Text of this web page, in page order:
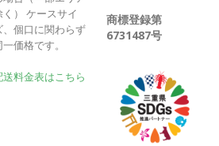
く） ケースサイ
、個口に関わらず
一価格です。
送料金表はこちら
商標登録第
6731487号